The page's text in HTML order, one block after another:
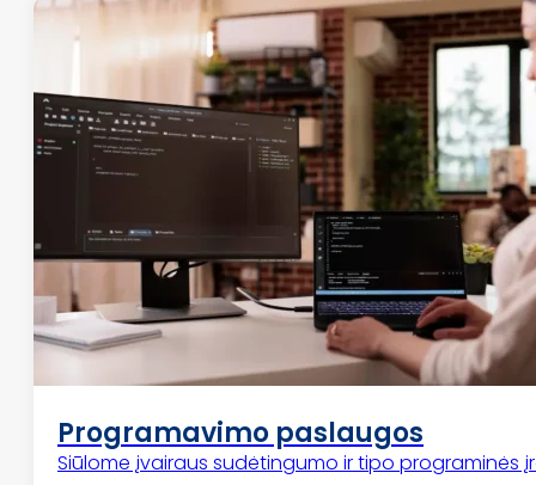
Programavimo paslaugos
Siūlome įvairaus sudėtingumo ir tipo programinės